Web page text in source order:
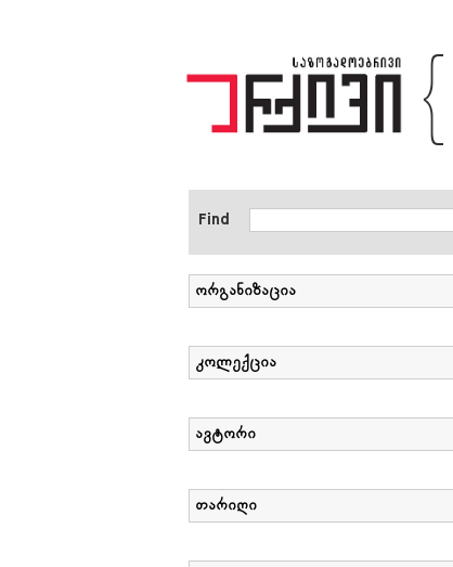
{
Find
ორგანიზაცია
კოლექცია
ავტორი
თარიღი